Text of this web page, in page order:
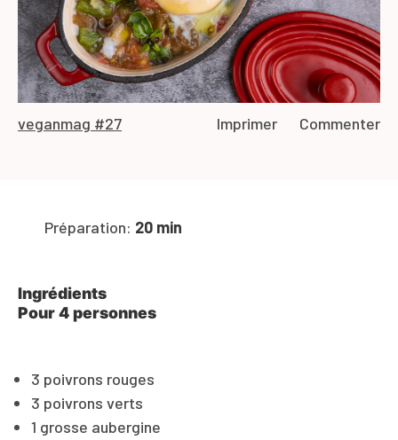
veganmag #27 Imprimer Commenter
Préparation: 20 min
Ingrédients
Pour 4 personnes
3 poivrons rouges
3 poivrons verts
1 grosse aubergine